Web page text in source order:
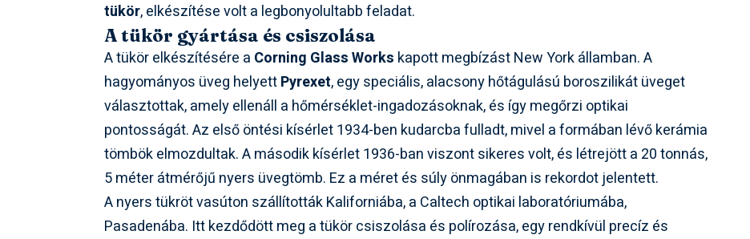
tükör, elkészítése volt a legbonyolultabb feladat.
A tükör gyártása és csiszolása
A tükör elkészítésére a Corning Glass Works kapott megbízást New York államban. A
hagyományos üveg helyettPyrexet, egy speciális, alacsony hőtágulású boroszilikát üveget
választottak, amely ellenáll a hőmérséklet-ingadozásoknak, és így megőrzi optikai
pontosságát. Az első öntési kísérlet 1934-ben kudarcba fulladt, mivel a formában lévő kerámia
tömbök elmozdultak. A második kísérlet 1936-ban viszont sikeres volt, és létrejött a 20 tonnás,
5 méter átmérőjű nyers üvegtömb. Ez a méret és súly önmagában is rekordot jelentett.
A nyers tükröt vasúton szállították Kaliforniába, a Caltech optikai laboratóriumába,
Pasadenába. Itt kezdődött meg a tükör csiszolása és polírozása, egy rendkívül precíz és